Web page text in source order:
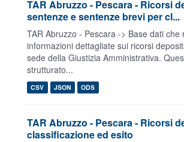
TAR Abruzzo - Pescara - Ricorsi
sentenze e sentenze brevi per cl...
TAR Abruzzo - Pescara -> Base dati che
informazioni dettagliate sui ricorsi
sede della Giustizia Amministrativa.
strutturato...
CSV JSON ODS
TAR Abruzzo - Pescara - Ricorsi
classificazione ed esito